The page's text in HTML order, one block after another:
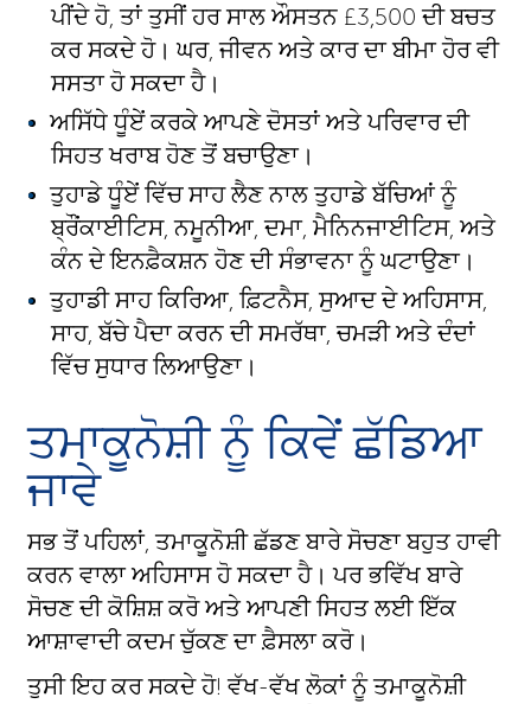
ਪੀਂਦੇ ਹੋ, ਤਾਂ ਤੁਸੀਂ ਹਰ ਸਾਲ ਔਸਤਨ £3,500 ਦੀ ਬਚਤ
ਕਰ ਸਕਦੇ ਹੋ। ਘਰ, ਜੀਵਨ ਅਤੇ ਕਾਰ ਦਾ ਬੀਮਾ ਹੋਰ ਵੀ
ਸਸਤਾ ਹੋ ਸਕਦਾ ਹੈ।
ਅਸਿੱਧੇ ਧੂੰਏਂ ਕਰਕੇ ਆਪਣੇ ਦੋਸਤਾਂ ਅਤੇ ਪਰਿਵਾਰ ਦੀ
ਸਿਹਤ ਖਰਾਬ ਹੋਣ ਤੋਂ ਬਚਾਉਣਾ।
ਤੁਹਾਡੇ ਧੂੰਏਂ ਵਿੱਚ ਸਾਹ ਲੈਣ ਨਾਲ ਤੁਹਾਡੇ ਬੱਚਿਆਂ ਨੂੰ
ਬ੍ਰੌਂਕਾਈਟਿਸ, ਨਮੂਨੀਆ, ਦਮਾ, ਮੈਨਿਨਜਾਈਟਿਸ, ਅਤੇ
ਕੰਨ ਦੇ ਇਨਫ਼ੈਕਸ਼ਨ ਹੋਣ ਦੀ ਸੰਭਾਵਨਾ ਨੂੰ ਘਟਾਉਣਾ।
ਤੁਹਾਡੀ ਸਾਹ ਕਿਰਿਆ, ਫ਼ਿਟਨੈਸ, ਸੁਆਦ ਦੇ ਅਹਿਸਾਸ,
ਸਾਹ, ਬੱਚੇ ਪੈਦਾ ਕਰਨ ਦੀ ਸਮਰੱਥਾ, ਚਮੜੀ ਅਤੇ ਦੰਦਾਂ
ਵਿੱਚ ਸੁਧਾਰ ਲਿਆਉਣਾ।
ਤਮਾਕੂਨੋਸ਼ੀ ਨੂੰ ਕਿਵੇਂ ਛੱਡਿਆ
ਜਾਵੇ
ਸਭ ਤੋਂ ਪਹਿਲਾਂ, ਤਮਾਕੂਨੋਸ਼ੀ ਛੱਡਣ ਬਾਰੇ ਸੋਚਣਾ ਬਹੁਤ ਹਾਵੀ
ਕਰਨ ਵਾਲਾ ਅਹਿਸਾਸ ਹੋ ਸਕਦਾ ਹੈ। ਪਰ ਭਵਿੱਖ ਬਾਰੇ
ਸੋਚਣ ਦੀ ਕੋਸ਼ਿਸ਼ ਕਰੋ ਅਤੇ ਆਪਣੀ ਸਿਹਤ ਲਈ ਇੱਕ
ਆਸ਼ਾਵਾਦੀ ਕਦਮ ਚੁੱਕਣ ਦਾ ਫ਼ੈਸਲਾ ਕਰੋ।
ਤੁਸੀ ਇਹ ਕਰ ਸਕਦੇ ਹੋ! ਵੱਖ-ਵੱਖ ਲੋਕਾਂ ਨੂੰ ਤਮਾਕੂਨੋਸ਼ੀ